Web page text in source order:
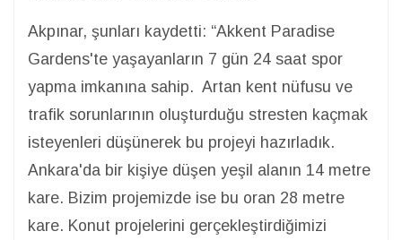
Akpınar, şunları kaydetti: “Akkent Paradise
Gardens'te yaşayanların 7 gün 24 saat spor
yapma imkanına sahip. Artan kent nüfusu ve
trafik sorunlarının oluşturduğu stresten kaçmak
isteyenleri düşünerek bu projeyi hazırladık.
Ankara'da bir kişiye düşen yeşil alanın 14 metre
kare. Bizim projemizde ise bu oran 28 metre
kare. Konut projelerini gerçekleştirdiğimizi